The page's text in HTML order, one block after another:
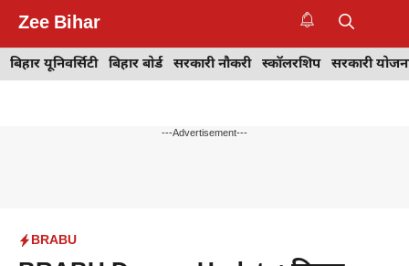
content
Zee Bihar
बिहार यूनिवर्सिटी बिहार बोर्ड सरकारी नौकरी स्कॉलरशिप सरकारी
---Advertisement---
BRABU